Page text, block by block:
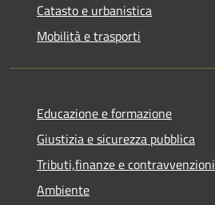
Catasto e urbanistica
Mobilità e trasporti
Educazione e formazione
Giustizia e sicurezza pubblica
Tributi,finanze e contravvenzioni
Ambiente